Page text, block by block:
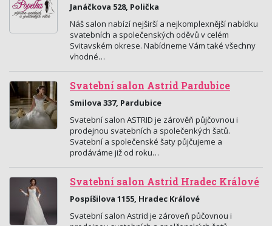
Janáčkova 528, Polička
Náš salon nabízí nejširší a nejkomplexnější nabídku
svatebních a společenských oděvů v celém
Svitavském okrese. Nabídneme Vám také všechny
vhodné…
Svatební salon Astrid Pardubice
Smilova 337, Pardubice
Svatební salon ASTRID je zárověň půjčovnou i
prodejnou svatebních a společenkých šatů.
Svatební a společenské šaty půjčujeme a
prodáváme již od roku…
Svatební salon Astrid Hradec Králové
Pospíšilova 1155, Hradec Králové
Svatební salon Astrid je zároveň půčovnou i